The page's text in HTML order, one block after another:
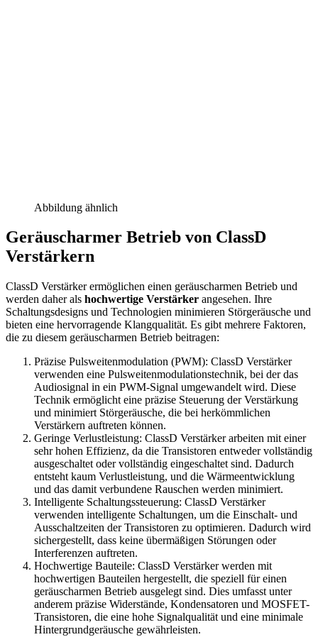
Abbildung ähnlich
Geräuscharmer Betrieb von ClassD
Verstärkern
ClassD Verstärker ermöglichen einen geräuscharmen Betrieb und
werden daher als hochwertige Verstärker angesehen. Ihre
Schaltungsdesigns und Technologien minimieren Störgeräusche und
bieten eine hervorragende Klangqualität. Es gibt mehrere Faktoren,
die zu diesem geräuscharmen Betrieb beitragen:
Präzise Pulsweitenmodulation (PWM): ClassD Verstärker
verwenden eine Pulsweitenmodulationstechnik, bei der das
Audiosignal in ein PWM-Signal umgewandelt wird. Diese
Technik ermöglicht eine präzise Steuerung der Verstärkung
und minimiert Störgeräusche, die bei herkömmlichen
Verstärkern auftreten können.
Geringe Verlustleistung: ClassD Verstärker arbeiten mit einer
sehr hohen Effizienz, da die Transistoren entweder vollständig
ausgeschaltet oder vollständig eingeschaltet sind. Dadurch
entsteht kaum Verlustleistung, und die Wärmeentwicklung
und das damit verbundene Rauschen werden minimiert.
Intelligente Schaltungssteuerung: ClassD Verstärker
verwenden intelligente Schaltungen, um die Einschalt- und
Ausschaltzeiten der Transistoren zu optimieren. Dadurch wird
sichergestellt, dass keine übermäßigen Störungen oder
Interferenzen auftreten.
Hochwertige Bauteile: ClassD Verstärker werden mit
hochwertigen Bauteilen hergestellt, die speziell für einen
geräuscharmen Betrieb ausgelegt sind. Dies umfasst unter
anderem präzise Widerstände, Kondensatoren und MOSFET-
Transistoren, die eine hohe Signalqualität und eine minimale
Hintergrundgeräusche gewährleisten.